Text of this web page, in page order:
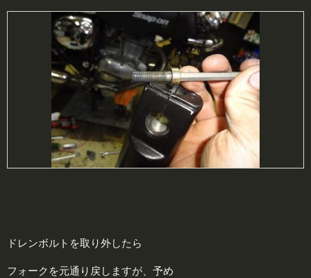
ドレンボルトを取り外したら
フォークを元通り戻しますが、予め